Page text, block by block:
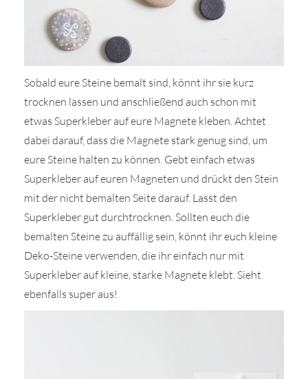
Sobald eure Steine bemalt sind, könnt ihr sie kurz
trocknen lassen und anschließend auch schon mit
etwas Superkleber auf eure Magnete kleben. Achtet
dabei darauf, dass die Magnete stark genug sind, um
eure Steine halten zu können. Gebt einfach etwas
Superkleber auf euren Magneten und drückt den Stein
mit der nicht bemalten Seite darauf. Lasst den
Superkleber gut durchtrocknen. Sollten euch die
bemalten Steine zu auffällig sein, könnt ihr euch kleine
Deko-Steine verwenden, die ihr einfach nur mit
Superkleber auf kleine, starke Magnete klebt. Sieht
ebenfalls super aus!